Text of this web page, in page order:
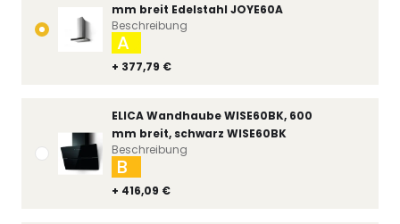
mm breit Edelstahl JOYE60A
+ 377,79 €
A
Beschreibung
ELICA Wandhaube WISE60BK, 600
mm breit, schwarz WISE60BK
+ 416,09 €
B
Beschreibung